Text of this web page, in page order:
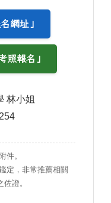
網址」
照報名」
林小姐
件。
定，非常推薦相關
證。